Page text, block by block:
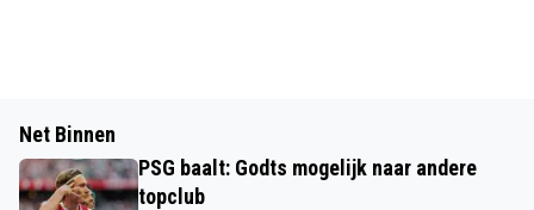
Net Binnen
PSG baalt: Godts mogelijk naar andere
topclub